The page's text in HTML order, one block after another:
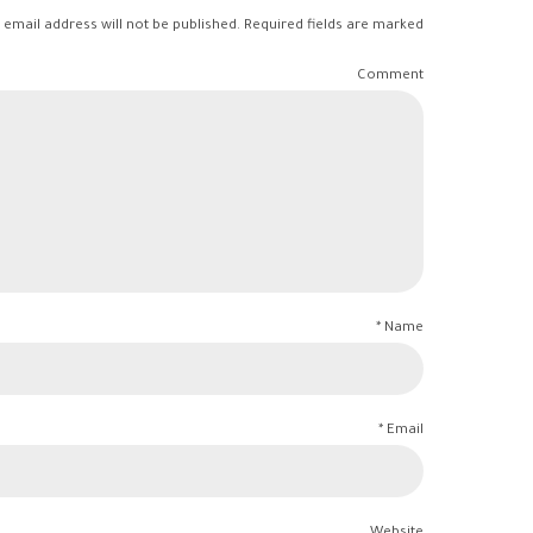
email address will not be published. Required fields are marked *
Comment
Name *
Email *